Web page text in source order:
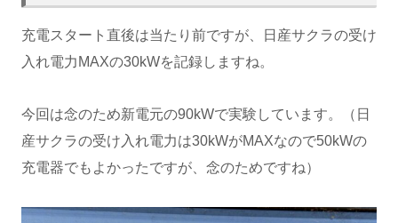
充電スタート直後は当たり前ですが、日産サクラの受け
入れ電力MAXの30kWを記録しますね。
今回は念のため新電元の90kWで実験しています。（日
産サクラの受け入れ電力は30kWがMAXなので50kWの
充電器でもよかったですが、念のためですね）